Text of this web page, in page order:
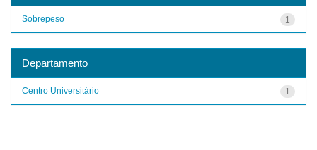
1
Sobrepeso
Departamento
1
Centro Universitário